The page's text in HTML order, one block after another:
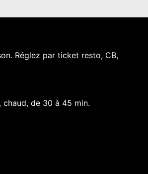
Réglez par ticket resto, CB,
de 30 à 45 min.